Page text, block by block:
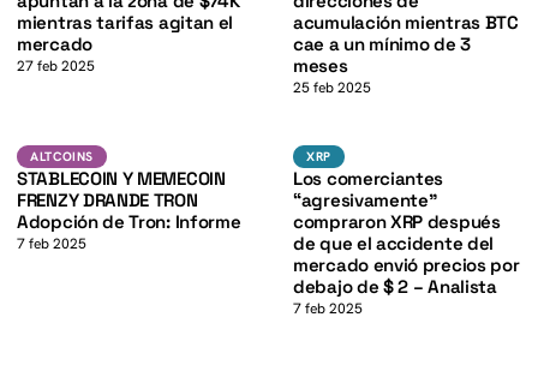
mientras tarifas agitan el
mercado
27 feb 2025
acumulación mientras BTC
cae a un mínimo de 3
meses
25 feb 2025
ALTCOINS TRX
K
ALTCOINS
STABLECOIN Y MEMECOIN
FRENZY DRANDE TRON
Adopción de Tron: Informe
7 feb 2025
XRPXRP
Los comerciantes
“agresivamente”
compraron XRP después
de que el accidente del
mercado envió precios por
debajo de $ 2 – Analista
7 feb 2025